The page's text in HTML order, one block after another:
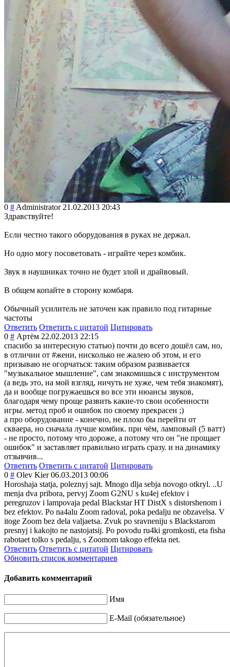
0 # Administrator 21.02.2013 20:43
Здравствуйте!
Если честно такого оборудования в руках не держал.
Но одно могу посоветовать - играйте через комбик.
Звук в наушниках точно не будет злой и драйвовый.
В общем копайте в сторону комбаря.
Обычный усилитель не заточен как правило под гитарные
частоты
Ответить Ответить с цитатой Цитировать
0 # Артём 22.02.2013 22:15
спасибо за интересную статью) почти до всего дошёл сам, но,
в отличии от #жени, нисколько не жалею об этом, и его
призываю не огорчаться: таким образом развивается
"музыкальное мышление", сам знакомишься с инструментом
(а ведь это, на мой взгляд, ничуть не хуже, чем тебя знакомят),
да и вообще погружаешься во все эти нюансы звуков,
благодаря чему проще развить какие-то свои особенности
игры. метод проб и ошибок по своему прекрасен ;)
а про оборудование - конечно, не плохо бы перейти от
скваера, но сначала лучше комбик. при чём, ламповый (5 ватт)
- не просто, потому что дороже, а потому что он "не прощает
ошибок" и заставляет правильно играть сразу. и на динамику
отзывчив...
Ответить Ответить с цитатой Цитировать
0 # Olev Kier 06.03.2013 00:06
Horoshaja statja, poleznyj sajt. Mnogo dlja sebja novogo otkryl. ..U
menja dva pribora, pervyj Zoom G2NU s ku4ej efektov i
peregruzov i lampovaja pedal Blackstar HT DistX s distorshenom i
bez efektov. Po na4alu Zoom radoval, poka pedalju ne obzavelsa. V
itoge Zoom bez dela valjaetsa. Zvuk po sravneniju s Blackstarom
presnyj i kakojto ne nastojatsij. Po povodu ru4ki gromkosti, eta fisha
rabotaet tolko s pedalju, s Zoomom takogo effekta net.
Ответить Ответить с цитатой Цитировать
Обновить список комментариев
Добавить комментарий
Имя
E-Mail (обязательное)